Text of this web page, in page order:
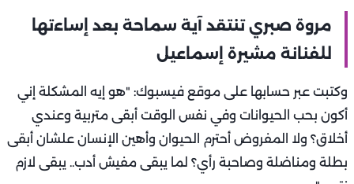
مروة صبري تنتقد آية سماحة بعد إساءتها
للفنانة مشيرة إسماعيل
وكتبت عبر حسابها على موقع فيسبوك: "هو إيه المشكلة إني
أكون بحب الحيوانات وفي نفس الوقت أبقى متربية وعندي
أخلاق؟ ولا المفروض أحترم الحيوان وأهين الإنسان علشان أبقى
بطلة ومناضلة وصاحبة رأي؟ لما يبقى مفيش أدب.. يبقى لازم